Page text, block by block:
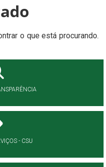
o que está procurando.
- CSU